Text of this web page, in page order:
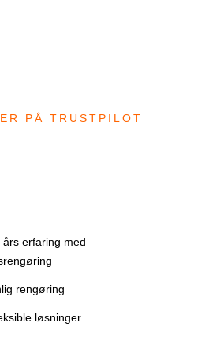
PÅ TRUSTPILOT
års erfaring med
rengøring
løsninger